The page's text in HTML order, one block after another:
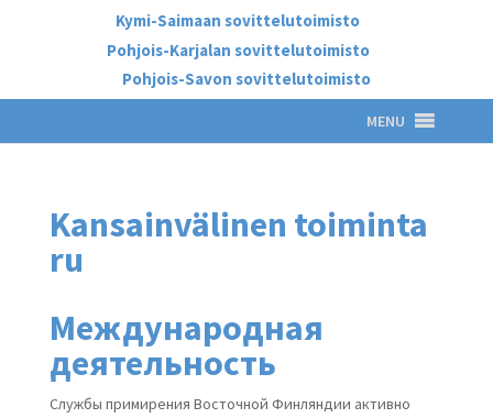
Kymi-Saimaan sovittelutoimisto
Pohjois-Karjalan sovittelutoimisto
Pohjois-Savon sovittelutoimisto
MENU
Kansainvälinen toiminta
ru
Международная
деятельность
Службы примирения Восточной Финляндии активно